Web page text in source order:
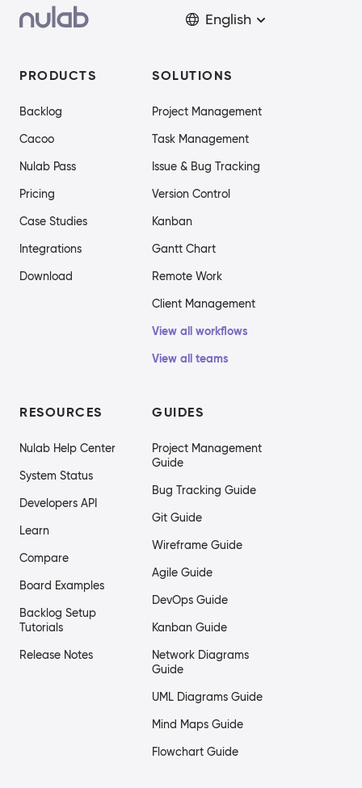
English
PRODUCTS
Backlog
Cacoo
Nulab Pass
Pricing
Case Studies
Integrations
Download
SOLUTIONS
Project Management
Task Management
Issue & Bug Tracking
Version Control
Kanban
Gantt Chart
Remote Work
Client Management
View all workflows
View all teams
RESOURCES
Nulab Help Center
System Status
Developers API
Learn
Compare
Board Examples
Backlog Setup
Tutorials
Release Notes
GUIDES
Project Management
Guide
Bug Tracking Guide
Git Guide
Wireframe Guide
Agile Guide
DevOps Guide
Kanban Guide
Network Diagrams
Guide
UML Diagrams Guide
Mind Maps Guide
Flowchart Guide